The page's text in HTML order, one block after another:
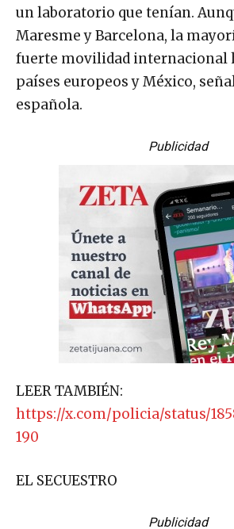
un laboratorio que tenían.
Maresme y Barcelona, la
fuerte movilidad internacional
países europeos y México,
española.
Publicidad
LEER TAMBIÉN:
https://x.com/policia/status/
190
EL SECUESTRO
Publicidad